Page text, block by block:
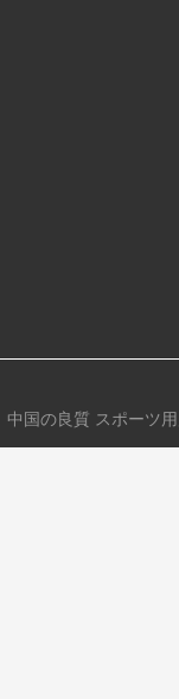
中国の良質 スポーツ